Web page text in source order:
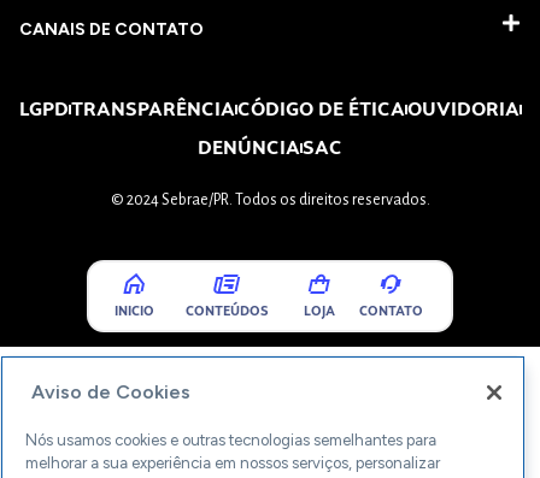
CANAIS DE CONTATO
LGPDTRANSPARÊNCIACÓDIGO DE ÉTICAOUVIDORIA
DENÚNCIASAC
© 2024 Sebrae/PR. Todos os direitos reservados.
INICIO CONTEÚDOS LOJA CONTATO
Aviso de Cookies
Nós usamos cookies e outras tecnologias semelhantes para
melhorar a sua experiência em nossos serviços, personalizar